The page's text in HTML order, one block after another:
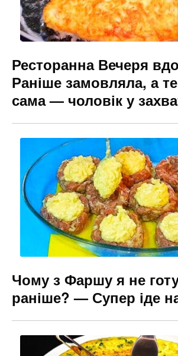
Ресторанна Вечеря
Раніше замовляла, а
сама — чоловік у
Чому з Фаршу я не
раніше? — Супер іде